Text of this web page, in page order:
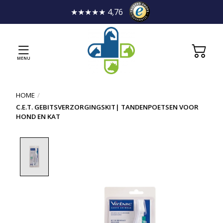
★★★★★ 4,76
MENU
HOME /
C.E.T. GEBITSVERZORGINGSKIT| TANDENPOETSEN VOOR
HOND EN KAT